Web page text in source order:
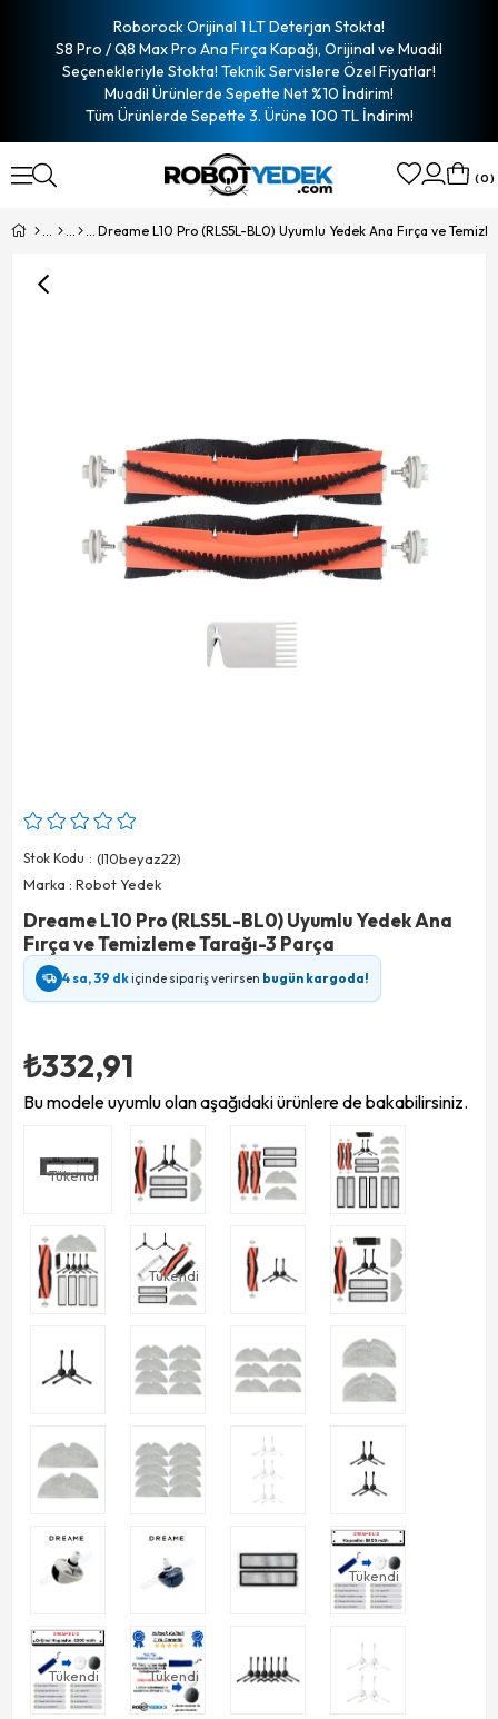
Roborock Orijinal 1 LT Deterjan Stokta!
S8 Pro / Q8 Max Pro Ana Fırça Kapağı, Orijinal ve Muadil
Seçenekleriyle Stokta! Teknik Servislere Özel Fiyatlar!
Muadil Ürünlerde Sepette Net %10 İndirim!
Tüm Ürünlerde Sepette 3. Ürüne 100 TL İndirim!
0
Stok Kodu
(l10beyaz22)
Marka : Robot Yedek
Dreame L10 Pro (RLS5L-BL0) Uyumlu Yedek Ana
Fırça ve Temizleme Tarağı-3 Parça
4 sa, 39 dkiçinde sipariş verirsen bugün kargoda!
₺332,91
Bu modele uyumlu olan aşağıdaki ürünlere de bakabilirsiniz.
Tükendi
Tükendi
Tükendi
Tükendi Tükendi